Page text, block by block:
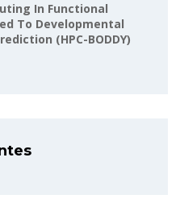
In Functional
To Developmental
(HPC-BODDY)